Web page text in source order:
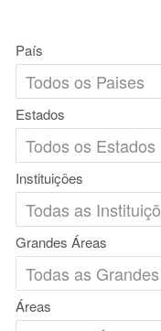
País
Estados
Instituições
Grandes Áreas
Áreas